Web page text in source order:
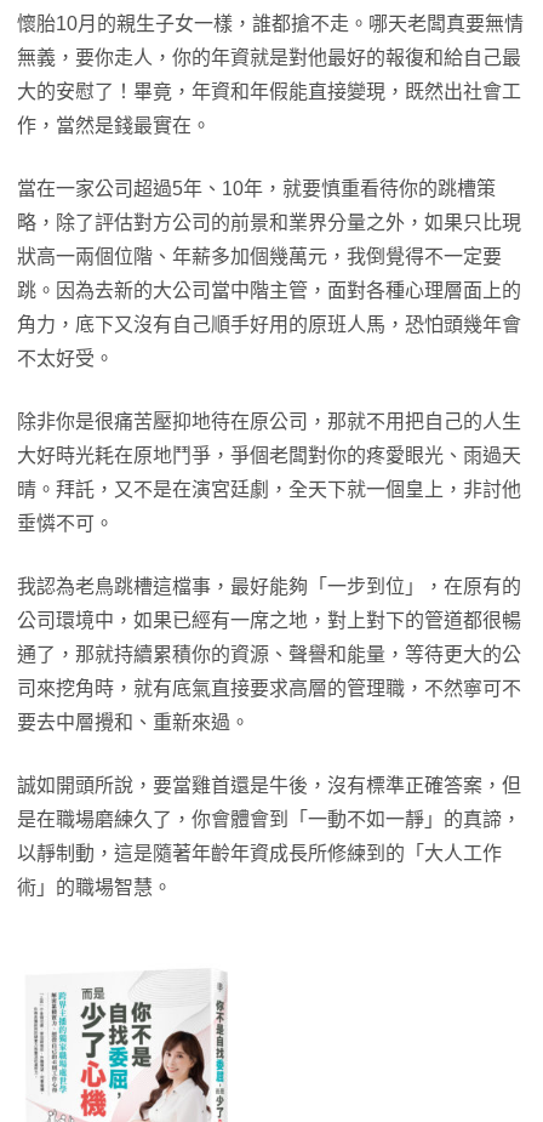
懷胎10月的親生子女一樣，誰都搶不走。哪天老闆真要無情
無義，要你走人，你的年資就是對他最好的報復和給自己最
大的安慰了！畢竟，年資和年假能直接變現，既然出社會工
作，當然是錢最實在。
當在一家公司超過5年、10年，就要慎重看待你的跳槽策
略，除了評估對方公司的前景和業界分量之外，如果只比現
狀高一兩個位階、年薪多加個幾萬元，我倒覺得不一定要
跳。因為去新的大公司當中階主管，面對各種心理層面上的
角力，底下又沒有自己順手好用的原班人馬，恐怕頭幾年會
不太好受。
除非你是很痛苦壓抑地待在原公司，那就不用把自己的人生
大好時光耗在原地鬥爭，爭個老闆對你的疼愛眼光、雨過天
晴。拜託，又不是在演宮廷劇，全天下就一個皇上，非討他
垂憐不可。
我認為老鳥跳槽這檔事，最好能夠「一步到位」，在原有的
公司環境中，如果已經有一席之地，對上對下的管道都很暢
通了，那就持續累積你的資源、聲譽和能量，等待更大的公
司來挖角時，就有底氣直接要求高層的管理職，不然寧可不
要去中層攪和、重新來過。
誠如開頭所說，要當雞首還是牛後，沒有標準正確答案，但
是在職場磨練久了，你會體會到「一動不如一靜」的真諦，
以靜制動，這是隨著年齡年資成長所修練到的「大人工作
術」的職場智慧。